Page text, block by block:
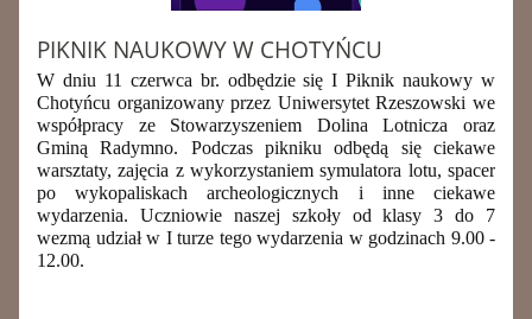
PIKNIK NAUKOWY W CHOTYŃCU
W dniu 11 czerwca br. odbędzie się I Piknik naukowy w
Chotyńcu organizowany przez Uniwersytet Rzeszowski we
współpracy ze Stowarzyszeniem Dolina Lotnicza oraz
Gminą Radymno. Podczas piknikuodbędą się ciekawe
warsztaty, zajęcia z wykorzystaniem symulatora lotu, spacer
po wykopaliskach archeologicznych i inne ciekawe
wydarzenia. Uczniowie naszej szkoły od klasy 3 do 7
wezmą udział w I turze tego wydarzenia w godzinach 9.00 -
12.00.